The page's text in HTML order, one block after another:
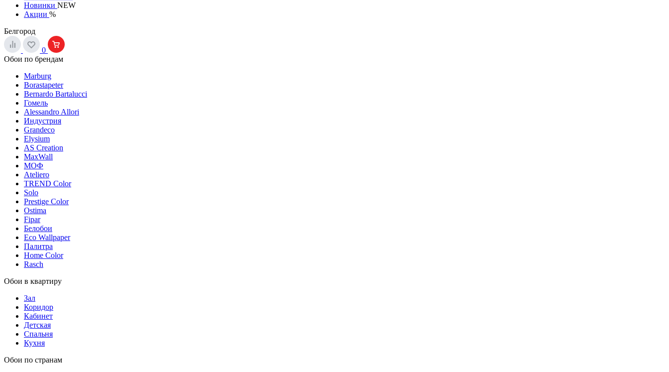
Новинки NEW
Акции %
Белгород
0
Обои по брендам
Marburg
Borastapeter
Bernardo Bartalucci
Гомель
Alessandro Allori
Индустрия
Grandeco
Elysium
AS Creation
MaxWall
МОФ
Ateliero
TREND Color
Solo
Prestige Color
Ostima
Fipar
Белобои
Eco Wallpaper
Палитра
Home Color
Rasch
Обои в квартиру
Зал
Коридор
Кабинет
Детская
Спальня
Кухня
Обои по странам